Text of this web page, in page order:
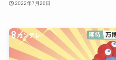
2022年7月20日